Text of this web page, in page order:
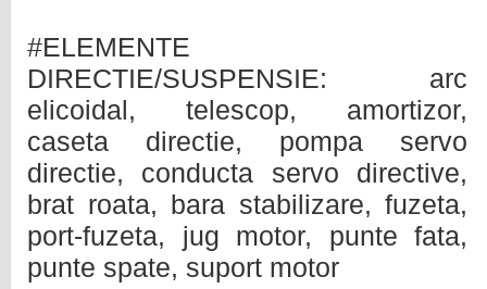
#ELEMENTE
DIRECTIE/SUSPENSIE: arc
elicoidal, telescop, amortizor,
caseta directie, pompa servo
directie, conducta servo directive,
brat roata, bara stabilizare, fuzeta,
port-fuzeta, jug motor, punte fata,
punte spate, suport motor